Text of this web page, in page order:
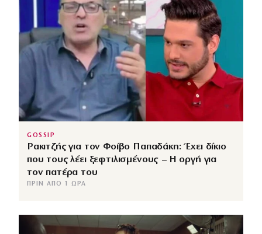
GOSSIP
Ρακιτζής για τον Φοίβο Παπαδάκη: Έχει δίκιο
που τους λέει ξεφτιλισμένους – Η οργή για
τον πατέρα του
ΠΡΙΝ ΑΠΌ 1 ΏΡΑ